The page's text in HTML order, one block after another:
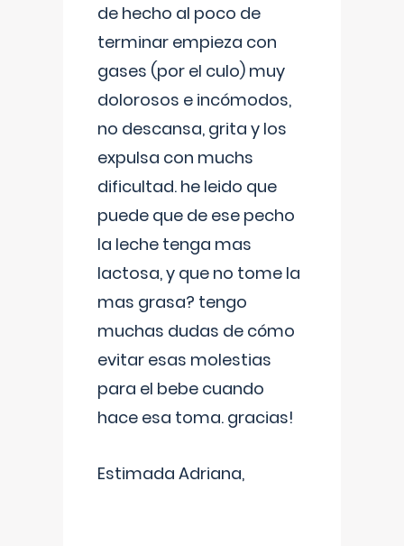
de hecho al poco de
terminar empieza con
gases (por el culo) muy
dolorosos e incómodos,
no descansa, grita y los
expulsa con muchs
dificultad. he leido que
puede que de ese pecho
la leche tenga mas
lactosa, y que no tome la
mas grasa? tengo
muchas dudas de cómo
evitar esas molestias
para el bebe cuando
hace esa toma. gracias!
Estimada Adriana,